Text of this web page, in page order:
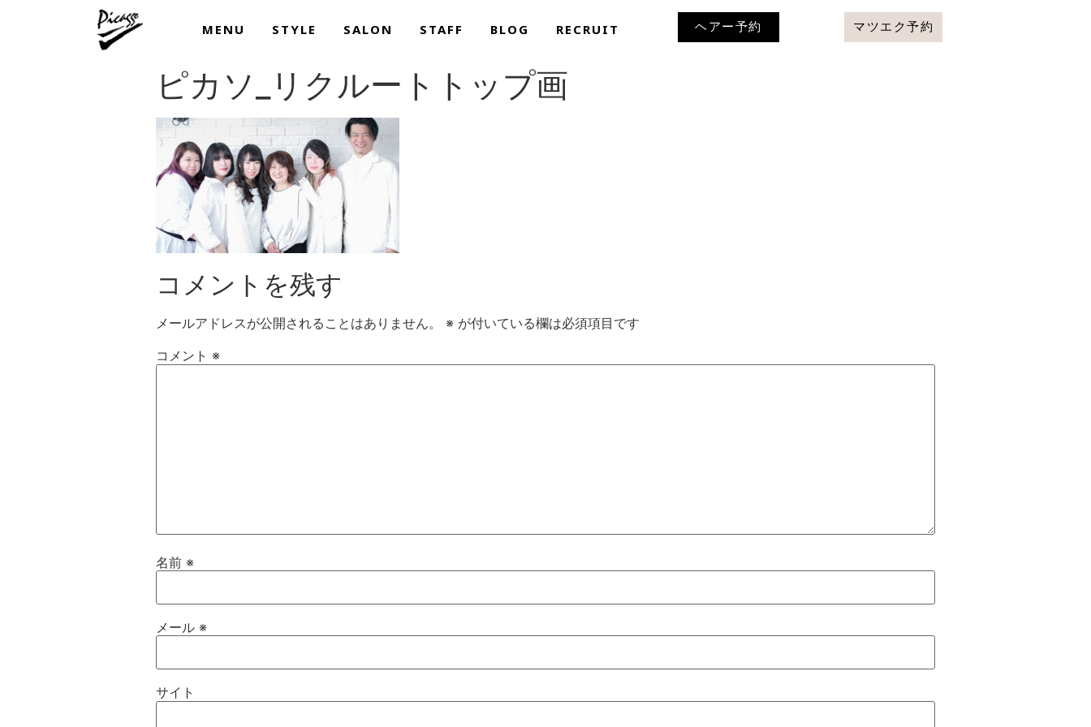
MENU STYLE SALON STAFF BLOG RECRUIT ヘアー予約 マツエク予約
ピカソ_リクルートトップ画
コメントを残す
メールアドレスが公開されることはありません。 ※ が付いている欄は必須項目です
コメント ※
名前 ※
メール ※
サイト